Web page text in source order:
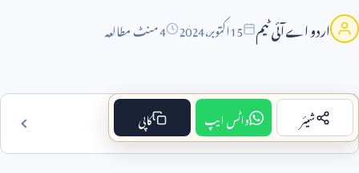
اردو اے آئی ٹیم 15اکتوبر،2024 4 منٹ مطالعہ
فہرست مضمون
شیئر واٹس ایپ کاپی